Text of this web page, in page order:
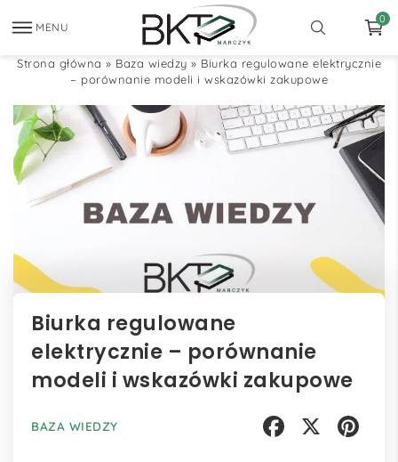
MENU
0
Strona główna » Baza wiedzy » Biurka regulowane elektrycznie
– porównanie modeli i wskazówki zakupowe
Biurka regulowane
elektrycznie – porównanie
modeli i wskazówki zakupowe
BAZA WIEDZY